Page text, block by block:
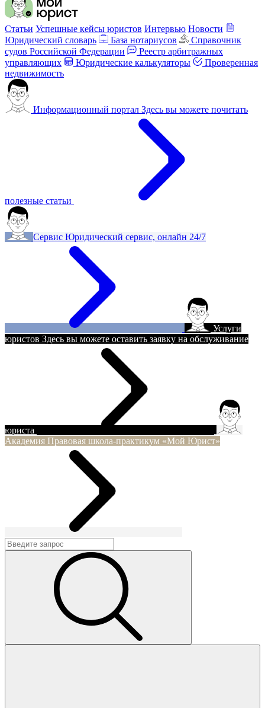
Статьи Успешные кейсы юристов Интервью Новости
Юридический словарь
База нотариусов
Справочник
судов Российской Федерации
Реестр арбитражных
управляющих
Юридические калькуляторы
Проверенная
недвижимость
Информационный портал Здесь вы можете почитать
полезные статьи
Сервис Юридический сервис, онлайн 24/7
Услуги
юристов Здесь вы можете оставить заявку на обслуживание
юриста
Академия Правовая школа-практикум «Мой Юрист»